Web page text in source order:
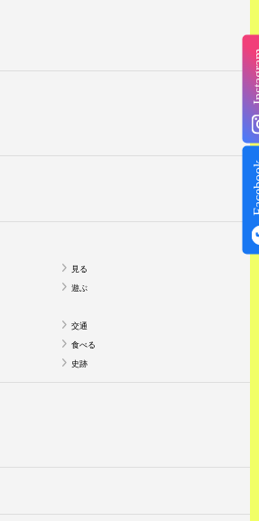
見る
遊ぶ
交通
食べる
史跡